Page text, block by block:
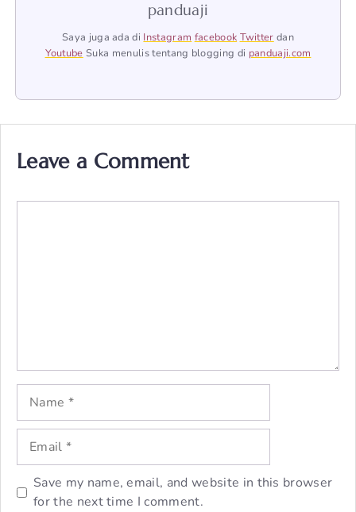
panduaji
Saya juga ada di Instagram facebook Twitter dan
Youtube Suka menulis tentang blogging di panduaji.com
Leave a Comment
Name
Email
Save my name, email, and website in this browser
for the next time I comment.